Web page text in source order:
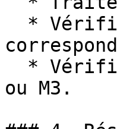
ou M3.